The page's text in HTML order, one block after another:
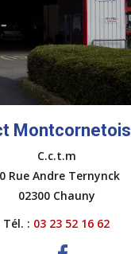
Montcornetois
C.c.t.m
Rue Andre Ternynck
02300 Chauny
Tél. : 03 23 52 16 62